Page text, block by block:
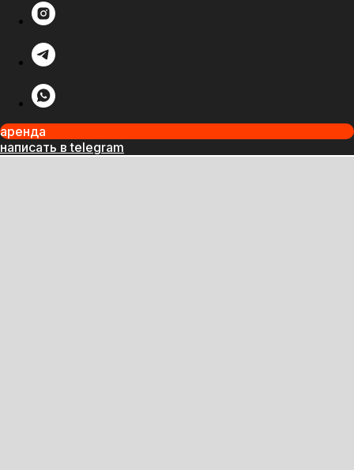
аренда
написать в telegram